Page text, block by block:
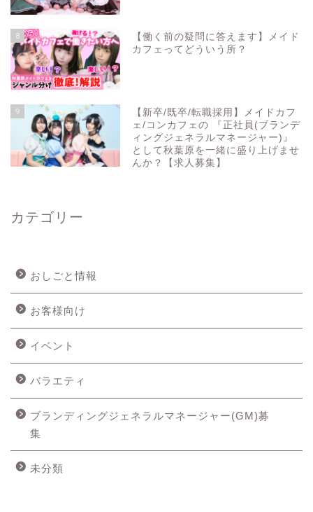
8
【働く前の疑問に答えます】メイド
カフェってどういう所？
9
【新卒/既卒/転職採用】メイドカフ
ェ/コンカフェの 『正社員(ブランデ
ィングジェネラルマネージャー)』
として秋葉原を一緒に盛り上げませ
んか？【求人募集】
カテゴリー
おしごと情報
お客様向け
イベント
バラエティ
ブランディングジェネラルマネージャー(GM)募
集
未分類